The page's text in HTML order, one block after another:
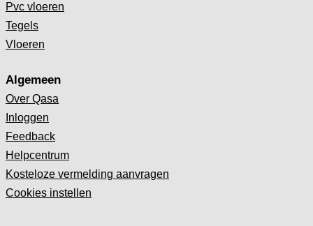
Pvc vloeren
Tegels
Vloeren
Algemeen
Over Qasa
Inloggen
Feedback
Helpcentrum
Kosteloze vermelding aanvragen
Cookies instellen